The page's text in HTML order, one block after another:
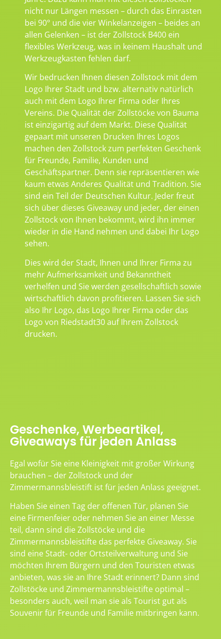
nicht nur Längen messen – durch das Einrasten
bei 90° und die vier Winkelanzeigen – beides an
allen Gelenken – ist der Zollstock B400 ein
flexibles Werkzeug, was in keinem Haushalt und
Werkzeugkasten fehlen darf.
Wir bedrucken Ihnen diesen Zollstock mit dem
Logo Ihrer Stadt und bzw. alternativ natürlich
auch mit dem Logo Ihrer Firma oder Ihres
Vereins. Die Qualität der Zollstöcke von Bauma
ist einzigartig auf dem Markt. Diese Qualität
gepaart mit unseren Drucken Ihres Logos
machen den Zollstock zum perfekten Geschenk
für Freunde, Familie, Kunden und
Geschäftspartner. Denn sie repräsentieren wie
kaum etwas Anderes Qualität und Tradition. Sie
sind ein Teil der Deutschen Kultur. Jeder freut
sich über dieses Giveaway und jeder, der einen
Zollstock von Ihnen bekommt, wird ihn immer
wieder in die Hand nehmen und dabei Ihr Logo
sehen.
Dies wird der Stadt, Ihnen und Ihrer Firma zu
mehr Aufmerksamkeit und Bekanntheit
verhelfen und Sie werden gesellschaftlich sowie
wirtschaftlich davon profitieren. Lassen Sie sich
also Ihr Logo, das Logo Ihrer Firma oder das
Logo von Riedstadt30 auf Ihrem Zollstock
drucken.
Geschenke, Werbeartikel,
Giveaways für jeden Anlass
Egal wofür Sie eine Kleinigkeit mit großer Wirkung
brauchen – der Zollstock und der
Zimmermannsbleistift ist für jeden Anlass geeignet.
Haben Sie einen Tag der offenen Tür, planen Sie
eine Firmenfeier oder nehmen Sie an einer Messe
teil, dann sind die Zollstöcke und die
Zimmermannsbleistifte das perfekte Giveaway. Sie
sind eine Stadt- oder Ortsteilverwaltung und Sie
möchten Ihrem Bürgern und den Touristen etwas
anbieten, was sie an Ihre Stadt erinnert? Dann sind
Zollstöcke und Zimmermannsbleistifte optimal –
besonders auch, weil man sie als Tourist gut als
Souvenir für Freunde und Familie mitbringen kann.